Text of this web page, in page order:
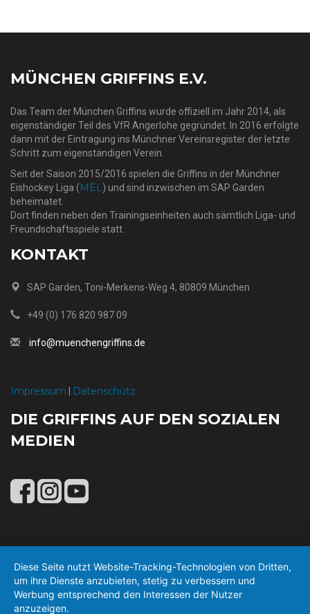
MÜNCHEN GRIFFINS E.V.
Das Team der München Griffins wurde offiziell im Jahr 2014, als
eigenständiger Teil des VfR Angerlohe gegründet. In 2016 erfolgte
dann mit der Eintragung ins Münchner Vereinsregister der letzte
Schritt zum eigenständigen Verein.
Seit der Saison 2015/2016 spielen die Griffins in der Münchner
Eishockey Liga (MEL ) und sind inzwischen im SAP Garden
beheimatet.
Dort finden neben den Trainingseinheiten auch sämtlich Liga- und
Freundschaftsspiele statt.
KONTAKT
SAP Garden, Toni-Merkens-Weg 4, 80809 München
+49 (0) 176 820 987 09
info@muenchengriffins.de
Impressum | Datenschutz
DIE GRIFFINS AUF DEN SOZIALEN
MEDIEN
Diese Seite nutzt Website-Tracking-Technologien von Dritten,
um ihre Dienste anzubieten, stetig zu verbessern und
Werbung entsprechend den Interessen der Nutzer
anzuzeigen.